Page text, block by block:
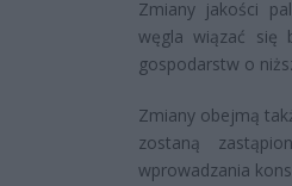
Zmiany jakości
węgla wiązać się
gospodarstw o
Zmiany obejmą
zostaną
wprowadzania